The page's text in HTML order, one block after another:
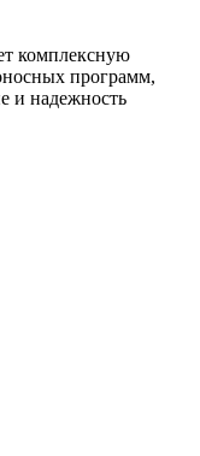
комплексную
программ,
и надежность